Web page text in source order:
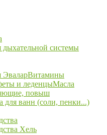
дыхательной системы
ЭваларВитамины
и леденцыМасла
повыш
для ванн (соли, пенки...)
Хель